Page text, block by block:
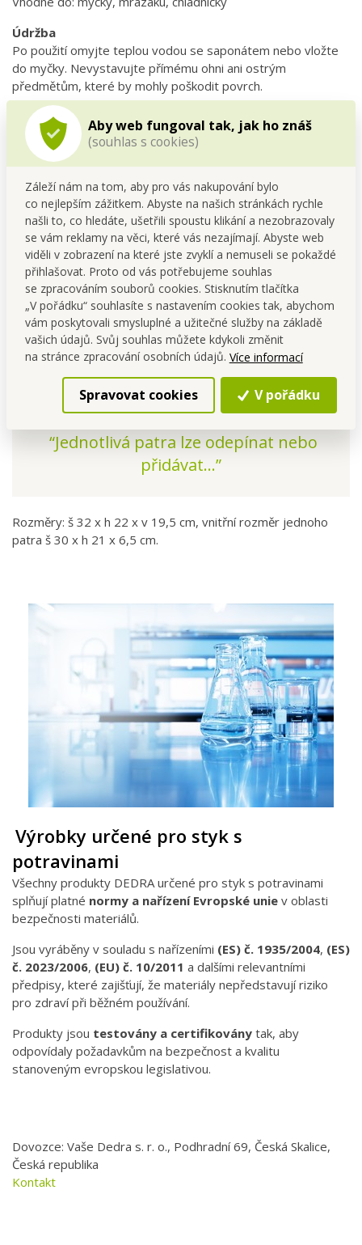
Aby web fungoval tak, jak ho znáš
(souhlas s cookies)
Záleží nám na tom, aby pro vás nakupování bylo
co nejlepším zážitkem. Abyste na našich stránkách rychle
našli to, co hledáte, ušetřili spoustu klikání a nezobrazovaly
se vám reklamy na věci, které vás nezajímají. Abyste web
viděli v zobrazení na které jste zvyklí a nemuseli se pokaždé
přihlašovat. Proto od vás potřebujeme souhlas
se zpracováním souborů cookies. Stisknutím tlačítka
„V pořádku“ souhlasíte s nastavením cookies tak, abychom
vám poskytovali smysluplné a užitečné služby na základě
vašich údajů. Svůj souhlas můžete kdykoli změnit
na stránce zpracování osobních údajů. Více informací
Spravovat cookies V pořádku
Údržba
Po použití omyjte teplou vodou se saponátem nebo vložte
do myčky. Nevystavujte přímému ohni ani ostrým
předmětům, které by mohly poškodit povrch.
Tipy pro uživatele
Ideální na přenášení chlebíčků a cukroví
svatby.
Lze využít i k uskladnění sýrů, uzenin či ovoce v lednici.
Skvělé i na piknik – do jednoho patra sladké, do druhého
slané a do třetího ovoce.
Při transportutěžších potravin doporučujeme nést box
uchopený za spodní část, aby nedošlo k přetížení madla.
FAQ
Lze box použít i na tekuté potraviny?
Není určen na polévky či omáčky, doporučujeme pevné nebo
tuhé pokrmy.
Mohu použít jen jedno nebo dvě patra?
Ano, patra lze libovolně odebírat nebo přidávat podle
“Jednotlivá patra lze odepínat nebo
přidávat...”
Rozměry: š 32 x h 22 x v 19,5 cm, vnitřní rozměr jednoho
patra š 30 x h 21 x 6,5 cm.
Výrobky určené pro styk s
potravinami
Všechny produkty DEDRA určené pro styk s potravinami
splňují platné normy a nařízení Evropské unie v oblasti
bezpečnosti materiálů.
Jsou vyráběny v souladu s nařízeními (ES) č. 1935/2004, (ES)
č. 2023/2006, (EU) č. 10/2011 a dalšími relevantními
předpisy, které zajišťují, že materiály nepředstavují riziko
pro zdraví při běžném používání.
Produkty jsou testovány a certifikovány tak, aby
odpovídaly požadavkům na bezpečnost a kvalitu
stanoveným evropskou legislativou.
Dovozce: Vaše Dedra s. r. o., Podhradní 69, Česká Skalice,
Česká republika
Kontakt